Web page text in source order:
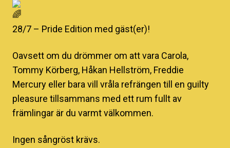
28/7 – Pride Edition med gäst(er)!
Oavsett om du drömmer om att vara Carola,
Tommy Körberg, Håkan Hellström, Freddie
Mercury eller bara vill vråla refrängen till en guilty
pleasure tillsammans med ett rum fullt av
främlingar är du varmt välkommen.
Ingen sångröst krävs.